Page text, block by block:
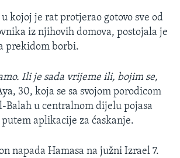
kojoj je rat protjerao gotovo sve od
iz njihovih domova, postojala je
prekidom borbi.
Ili je sada vrijeme ili, bojim se,
30, koja se sa svojom porodicom
Balah u centralnom dijelu pojasa
putem aplikacije za ćaskanje.
napada Hamasa na južni Izrael 7.